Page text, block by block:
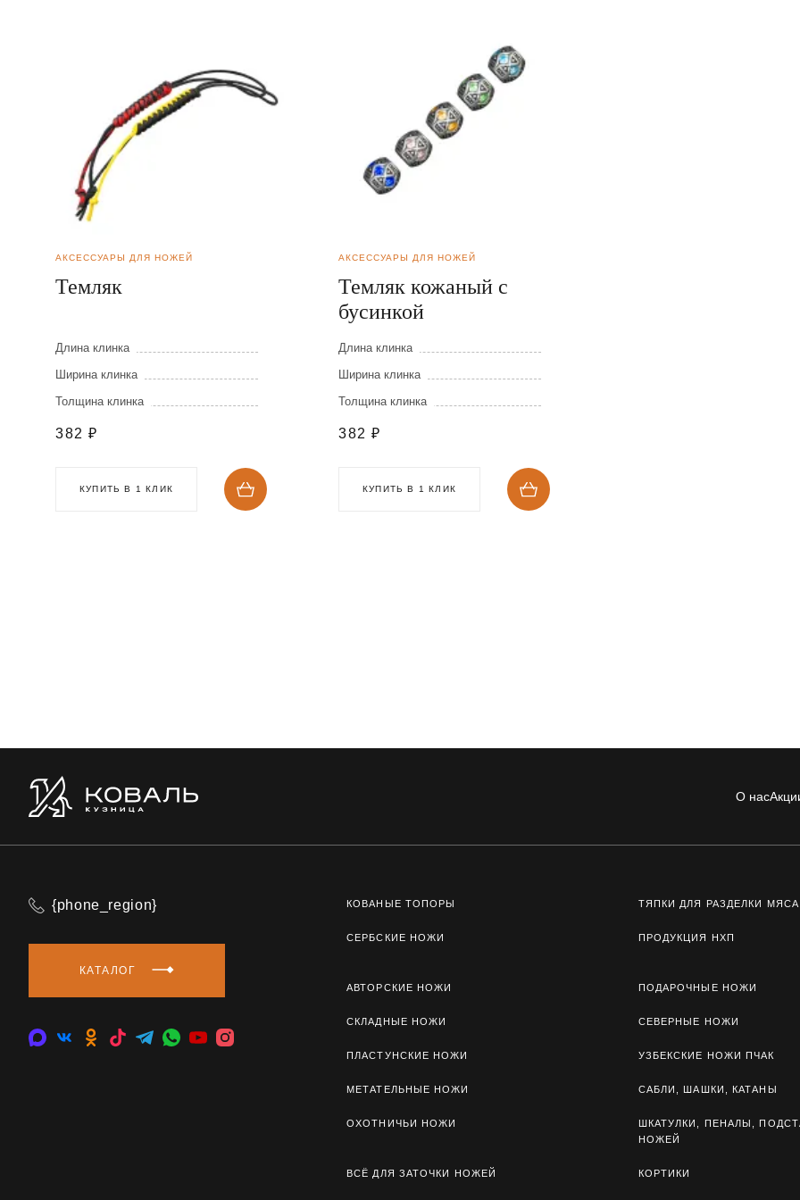
АКСЕССУАРЫ ДЛЯ НОЖЕЙ
Темляк
Длина клинка
Ширина клинка
Толщина клинка
382 ₽
КУПИТЬ В 1 КЛИК
АКСЕССУАРЫ ДЛЯ НОЖЕЙ
Темляк кожаный с
бусинкой
Длина клинка
Ширина клинка
Толщина клинка
382 ₽
КУПИТЬ В 1 КЛИК
О нас
{phone_region}
КАТАЛОГ
КОВАНЫЕ ТОПОРЫ ТЯПКИ ДЛЯ РАЗДЕЛКИ МЯСА
СЕРБСКИЕ НОЖИ ПРОДУКЦИЯ НХП
АВТОРСКИЕ НОЖИ ПОДАРОЧНЫЕ НОЖИ
СКЛАДНЫЕ НОЖИ СЕВЕРНЫЕ НОЖИ
ПЛАСТУНСКИЕ НОЖИ УЗБЕКСКИЕ НОЖИ ПЧАК
МЕТАТЕЛЬНЫЕ НОЖИ САБЛИ, ШАШКИ, КАТАНЫ
ОХОТНИЧЬИ НОЖИ
ШКАТУЛКИ, ПЕНАЛЫ,
НОЖЕЙ
ВСЁ ДЛЯ ЗАТОЧКИ НОЖЕЙ КОРТИКИ